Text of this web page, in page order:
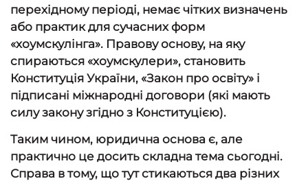
перехідному періоді, немає чітких визначень
або практик для сучасних форм
«хоумскулінга». Правову основу, на яку
спираються «хоумскулери», становить
Конституція України, «Закон про освіту» і
підписані міжнародні договори (які мають
силу закону згідно з Конституцією).
Таким чином, юридична основа є, але
практично це досить складна тема сьогодні.
Справа в тому, що тут стикаються два різних